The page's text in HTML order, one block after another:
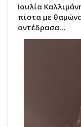
Ιουλία
πίστα με
αντέδρασα…